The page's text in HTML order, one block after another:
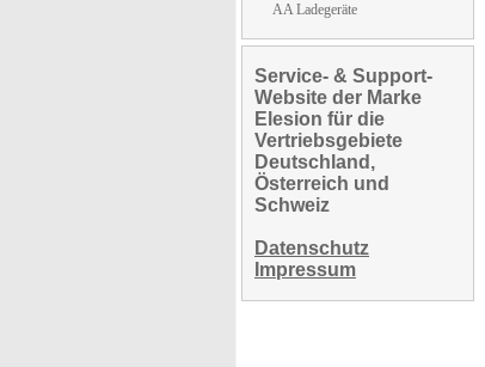
AA Ladegeräte
Service- & Support-
Website der Marke
Elesion für die
Vertriebsgebiete
Deutschland,
Österreich und
Schweiz
Datenschutz
Impressum